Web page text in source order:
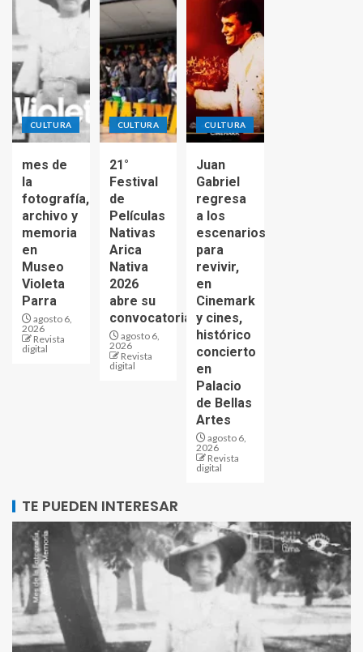
CULTURA
mes de
la
fotografía,
archivo y
memoria
en
Museo
Violeta
Parra
agosto 6,
2026
Revista
digital
CULTURA
21°
Festival
de
Películas
Nativas
Arica
Nativa
2026
abre su
convocatoria
agosto 6,
2026
Revista
digital
CULTURA
Juan
Gabriel
regresa
a los
escenarios
para
revivir,
en
Cinemark
y cines,
histórico
concierto
en
Palacio
de Bellas
Artes
agosto 6,
2026
Revista
digital
TE PUEDEN INTERESAR